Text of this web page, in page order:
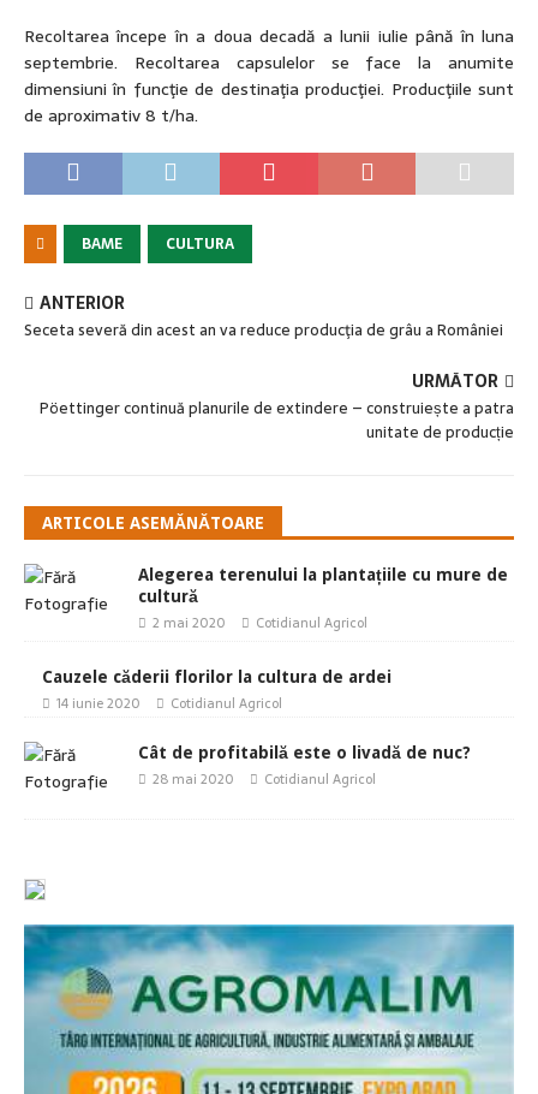
Recoltarea începe în a doua decadă a lunii iulie până în luna
septembrie. Recoltarea capsulelor se face la anumite
dimensiuni în funcţie de destinaţia producţiei. Producţiile sunt
de aproximativ 8 t/ha.
BAME CULTURA
ANTERIOR
Seceta severă din acest an va reduce producţia de grâu a României
URMĂTOR
Pöettinger continuă planurile de extindere – construiește a patra
unitate de producție
ARTICOLE ASEMĂNĂTOARE
Alegerea terenului la plantațiile cu mure de
cultură
2 mai 2020 Cotidianul Agricol
Cauzele căderii florilor la cultura de ardei
14 iunie 2020 Cotidianul Agricol
Cât de profitabilă este o livadă de nuc?
28 mai 2020 Cotidianul Agricol